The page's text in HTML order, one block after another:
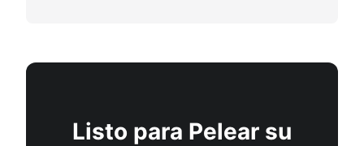
Listo para Pelear su